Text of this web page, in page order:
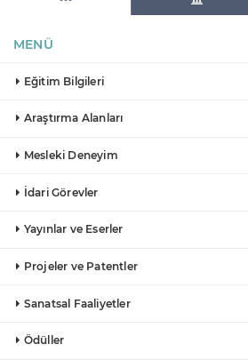
MENÜ
Eğitim Bilgileri
Araştırma Alanları
Mesleki Deneyim
İdari Görevler
Yayınlar ve Eserler
Projeler ve Patentler
Sanatsal Faaliyetler
Ödüller